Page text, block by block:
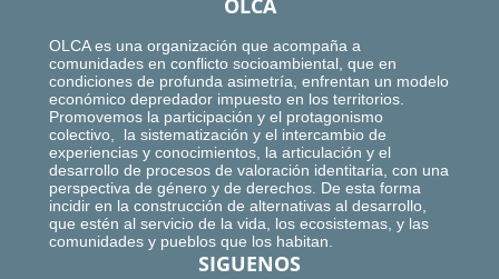
OLCA
OLCA es una organización que acompaña a
comunidades en conflicto socioambiental, que en
condiciones de profunda asimetría, enfrentan un modelo
económico depredador impuesto en los territorios.
Promovemos la participación y el protagonismo
colectivo, la sistematización y el intercambio de
experiencias y conocimientos, la articulación y el
desarrollo de procesos de valoración identitaria, con una
perspectiva de género y de derechos. De esta forma
incidir en la construcción de alternativas al desarrollo,
que estén al servicio de la vida, los ecosistemas, y las
comunidades y pueblos que los habitan.
SIGUENOS